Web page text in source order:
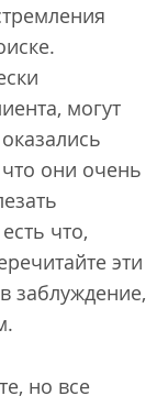
могут
они очень
что,
эти
заблуждение,
но все